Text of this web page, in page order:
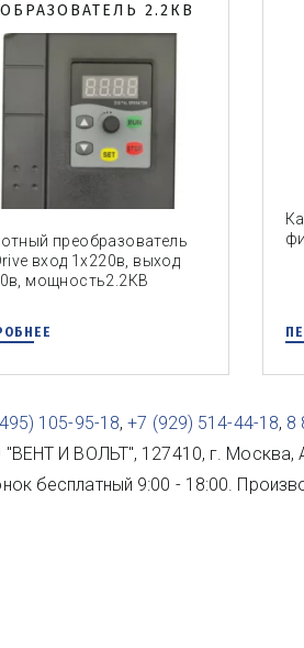
2.2КВ
преобразователь
вход 1х220в, выход
мощность2.2КВ
105-95-18,+7 (929) 514-44-18, 8
И ВОЛЬТ", 127410, г. Москва,
бесплатный 9:00 - 18:00.